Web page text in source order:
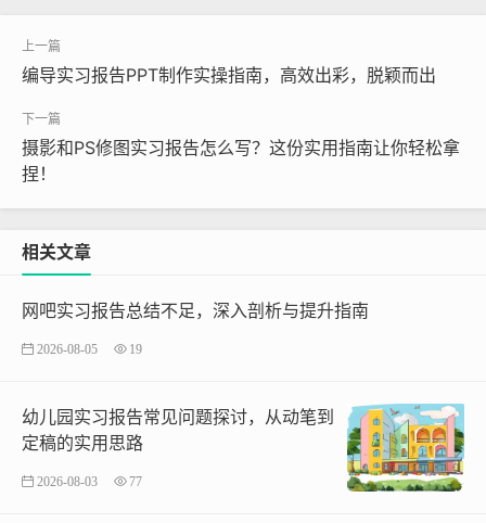
编导实习报告PPT制作实操指南，高效出彩，脱颖而出
摄影和PS修图实习报告怎么写？这份实用指南让你轻松拿
捏！
相关文章
网吧实习报告总结不足，深入剖析与提升指南
2026-08-05 19
幼儿园实习报告常见问题探讨，从动笔到
定稿的实用思路
2026-08-03 77